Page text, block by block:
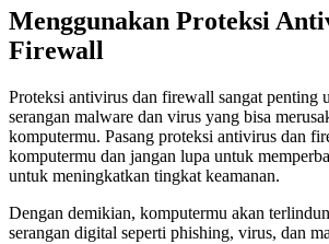
Menggunakan Proteksi
Firewall
Proteksi antivirus dan firewall sangat penting
serangan malware dan virus yang bisa
komputermu. Pasang proteksi antivirus dan
komputermu dan jangan lupa untuk
untuk meningkatkan tingkat keamanan.
Dengan demikian, komputermu akan
serangan digital seperti phishing, virus, dan